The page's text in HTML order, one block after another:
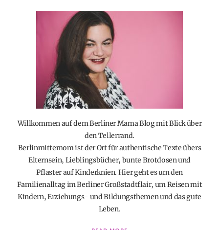
Willkommen auf dem Berliner Mama Blog mit Blick über
den Tellerrand.
Berlinmittemom ist der Ort für authentische Texte übers
Elternsein, Lieblingsbücher, bunte Brotdosen und
Pflaster auf Kinderknien. Hier geht es um den
Familienalltag im Berliner Großstadtflair, um Reisen mit
Kindern, Erziehungs- und Bildungsthemen und das gute
Leben.